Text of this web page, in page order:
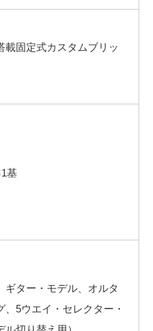
載固定式カスタムブリッ
基
ギター・モデル、オルタ
5ウエイ・セレクター・